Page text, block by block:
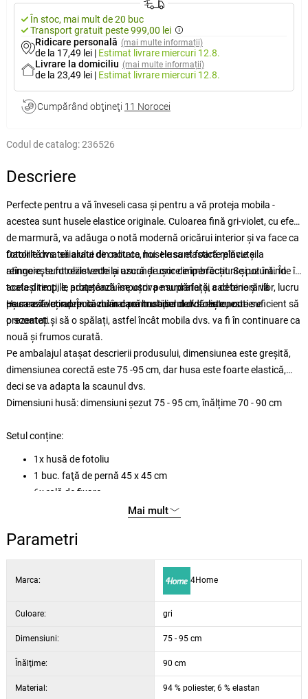
În stoc, mai mult de 20 buc
Transport gratuit peste 999,00 lei
Ridicare personală (mai multe informații)
de la 17,49 lei | Estimat livrare miercuri 12.8.
Livrare la domiciliu (mai multe informații)
de la 23,49 lei | Estimat livrare miercuri 12.8.
Cumpărând obţineţi 11 Norocei
Codul de catalog:236526
Descriere
Perfecte pentru a vă înveseli casa și pentru a vă proteja mobila -
acestea sunt husele elastice originale. Culoarea fină gri-violet, cu efect
de marmură, va adăuga o notă modernă oricărui interior și va face ca
fotoliile dvs. să arate din nou ca noi. Husa elastică reînvie și
reînnoiește fotoliile vechi și ascunde orice imperfecțiuni și uzură. În
același timp, le protejează împotriva murdăriei și a deteriorărilor, lucru
pe care îl veți aprecia chiar dacă mobilierul dvs. este nou.
Datorită materialului de calitate, husele sunt foarte plăcute la
atingere, sunt rezistente la uzură și ușor de îmbrăcat. Se pot întinde în
toate direcțiile, adaptându-se ușor pe suprafață, cad bine și vă
ușurează lucrul. În cazul în care husa se murdărește, este suficient să
o scoateți și să o spălați, astfel încât mobila dvs. va fi în continuare ca
nouă și frumos curată.
Husa este concepută numai pentru tipul de fotoliu cu cotiere
prezentat.
Pe ambalajul atașat descrierii produsului, dimensiunea este greșită,
dimensiunea corectă este 75 -95 cm, dar husa este foarte elastică,
deci se va adapta la scaunul dvs.
Dimensiuni husă: dimensiuni șezut 75 - 95 cm, înălțime 70 - 90 cm
Setul conține:
1x husă de fotoliu
1 buc. faţă de pernă 45 x 45 cm
6x rolă de fixare
Mai mult
Parametri
Marca: 4Home
Culoare: gri
Dimensiuni: 75 - 95 cm
Înălţime: 90 cm
Material: 94 % poliester, 6 % elastan